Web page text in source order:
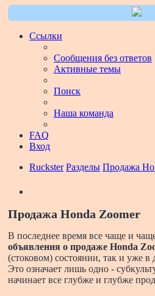
Ссылки
Сообщения без ответов
Активные темы
Поиск
Наша команда
FAQ
Вход
Ruckster Разделы Продажа
Продажа Honda Zoomer
В последнее время все чаще и
объявления о продаже Honda
(стоковом) состоянии, так и уже в
Это означает лишь одно -
начинает все глубже и глубже